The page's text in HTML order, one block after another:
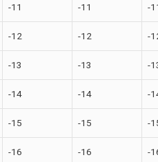
-11 -11 -
-12 -12 -
-13 -13 -
-14 -14 -
-15 -15 -
-16 -16 -